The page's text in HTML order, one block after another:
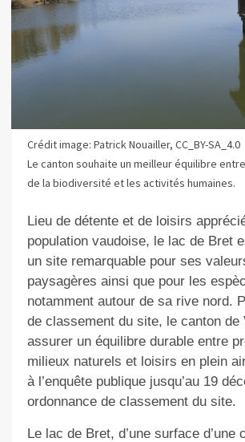
Crédit image: Patrick Nouailler, CC_BY-SA_4.0
Le canton souhaite un meilleur équilibre
de la biodiversité et les activités humaines.
Lieu de détente et de loisirs
population vaudoise, le lac de Bret
un site remarquable pour ses
paysagères ainsi que pour les
notamment autour de sa rive nord.
de classement du site, le canton de
assurer un équilibre durable entre
milieux naturels et loisirs en plein
à l’enquête publique jusqu’au 19
ordonnance de classement du site.
Le lac de Bret, d’une surface d’une